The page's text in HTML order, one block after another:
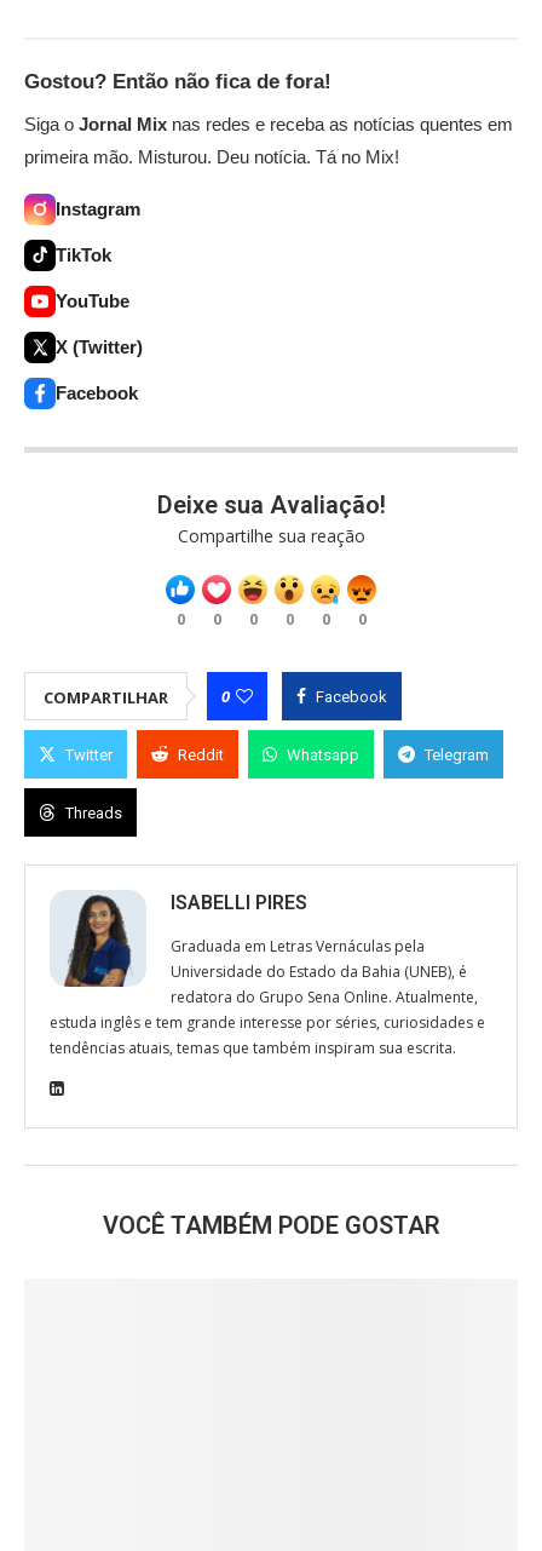
Gostou? Então não fica de fora!
Siga o Jornal Mix nas redes e receba as notícias quentes em
primeira mão. Misturou. Deu notícia. Tá no Mix!
Instagram
TikTok
YouTube
X (Twitter)
Facebook
Deixe sua Avaliação!
Compartilhe sua reação
0 0 0 0 0 0
COMPARTILHAR 0 Facebook
Twitter Reddit Whatsapp Telegram
Threads
ISABELLI PIRES
Graduada em Letras Vernáculas pela
Universidade do Estado da Bahia (UNEB), é
redatora do Grupo Sena Online. Atualmente,
estuda inglês e tem grande interesse por séries, curiosidades e
tendências atuais, temas que também inspiram sua escrita.
VOCÊ TAMBÉM PODE GOSTAR